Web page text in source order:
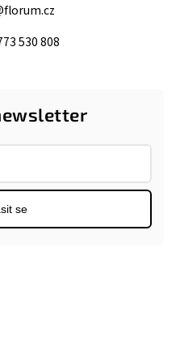
florum.cz
530 808
se